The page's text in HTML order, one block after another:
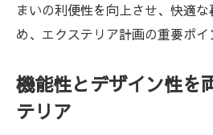
まいの利便性を向上させ、快適
め、エクステリア計画の重要ポイ
機能性とデザイン性を
テリア